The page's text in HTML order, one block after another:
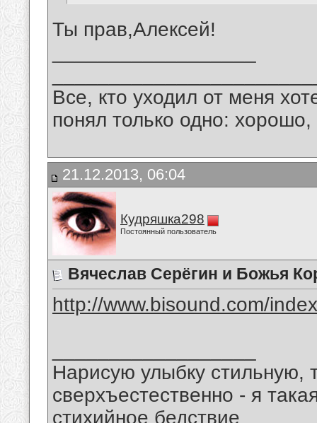
Ты прав,Алексей!
Все, кто уходил от меня
понял только одно:
21.12.2013, 06:04
Кудряшка298
Постоянный пользователь
Вячеслав Серёгин и Божья
http://www.bisound.com/
Нарисую улыбку стильную,
сверхъестественно - я
стихийное бедствие